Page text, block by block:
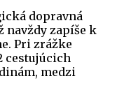
dopravná
navždy zapíše k
Pri zrážke
cestujúcich
medzi